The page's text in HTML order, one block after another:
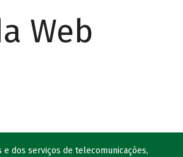
Web
dos serviços de telecomunicações,